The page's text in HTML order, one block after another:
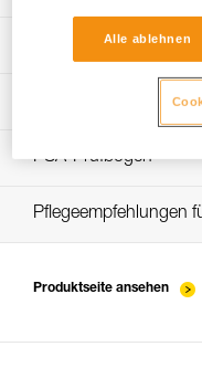
App zur Kontrolle
Ablauf der PSA-
PSA-Prüfbogen
Pflegeempfehlungen
Produktseite ansehen
Alle ablehnen